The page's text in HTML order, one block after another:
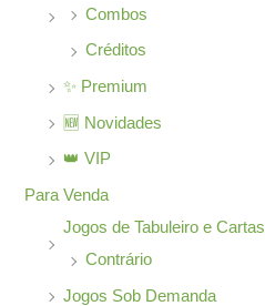
Combos
Créditos
✨ Premium
🆕 Novidades
👑 VIP
Para Venda
Jogos de Tabuleiro e Cartas
Contrário
Jogos Sob Demanda